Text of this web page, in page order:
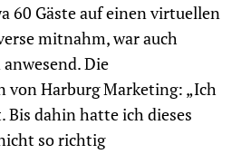
60 Gäste auf einen virtuellen
mitnahm, war auch
Die
von Harburg Marketing: „Ich
Bis dahin hatte ich dieses
so richtig